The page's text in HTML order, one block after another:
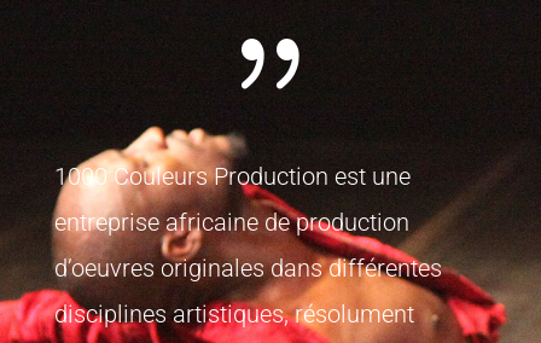
{
1000 Couleurs Production est une
entreprise africaine de production
d’oeuvres originales dans différentes
disciplines artistiques, résolument